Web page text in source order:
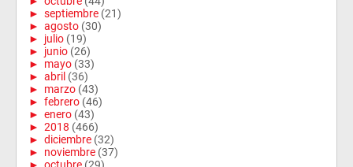
► septiembre (21)
► agosto (30)
► julio (19)
► junio (26)
► mayo (33)
► abril (36)
► marzo (43)
► febrero (46)
► enero (43)
► 2018 (466)
► diciembre (32)
► noviembre (37)
► octubre (29)